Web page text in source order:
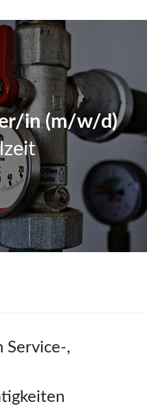
in (m/w/d)
Service-,